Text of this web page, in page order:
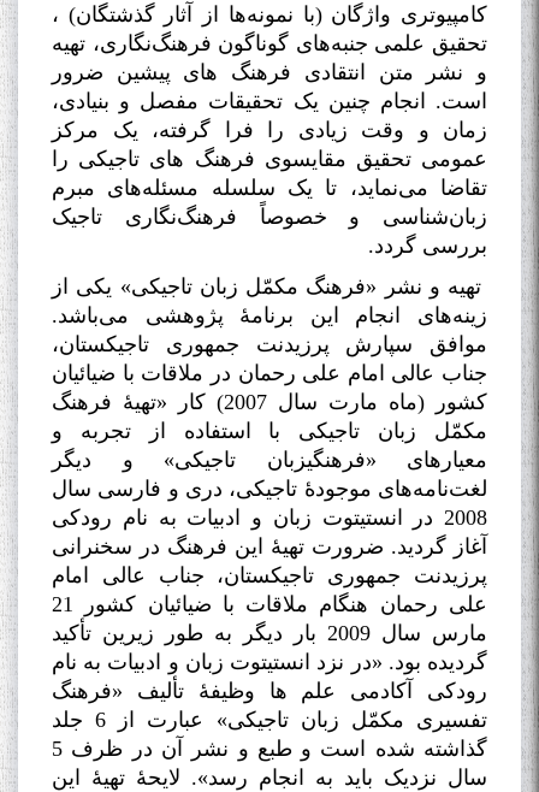
کامپیوتری واژگان (با نمونه‌ها از آثار گذشتگان) ،
تحقیق علمی جنبه‌های گوناگون فرهنگ‌نگاری، تهیه
و نشر متن انتقادی فرهنگ های پیشین ضرور
است. انجام چنین یک تحقیقات مفصل و بنیادی،
زمان و وقت زیادی را فرا گرفته، یک مرکز
عمومی تحقیق مقایسوی فرهنگ های تاجیکی را
تقاضا می‌نماید، تا یک سلسله مسئله‌های مبرم
زبان‌شناسی و خصوصاً فرهنگ‌نگاری تاجیک
بررسی گردد.
تهیه و نشر «فرهنگ مکمّل زبان تاجیکی» یکی از
زینه‌های انجام این برنامۀ پژوهشی می‌باشد.
موافق سپارش پرزیدنت جمهوری تاجیکستان،
جناب عالی امام علی رحمان در ملاقات با ضیائیان
کشور (ماه مارت سال 2007) کار «تهیۀ فرهنگ
مکمّل زبان تاجیکی با استفاده از تجربه و
معیارهای «فرهنگیزبان تاجیکی» و دیگر
لغت‌نامه‌های موجودۀ تاجیکی، دری و فارسی سال
2008 در انستیتوت زبان و ادبیات به نام رودکی
آغاز گردید. ضرورت تهیۀ این فرهنگ در سخنرانی
پرزیدنت جمهوری تاجیکستان، جناب عالی امام
علی رحمان هنگام ملاقات با ضیائیان کشور 21
مارس سال 2009 بار دیگر به طور زیرین تأکید
گردیده بود. «در نزد انستیتوت زبان و ادبیات به نام
رودکی آکادمی علم ها وظیفۀ تألیف «فرهنگ
تفسیری مکمّل زبان تاجیکی» عبارت از 6 جلد
گذاشته شده است و طبع و نشر آن در ظرف 5
سال نزدیک باید به انجام رسد». لایحۀ تهیۀ این